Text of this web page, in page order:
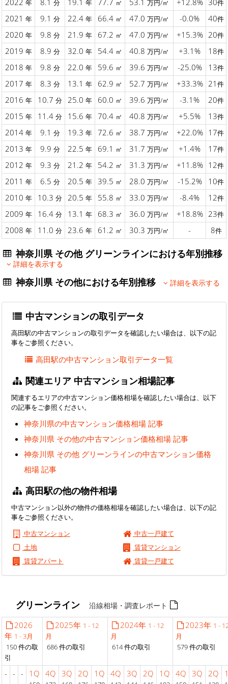
2022 年 8.1 分 19.1 年 77.7 ㎡ 53.1 万円/㎡ +12.8% 30件
2021 年 9.1 分 22.4 年 66.4 ㎡ 47.0 万円/㎡ -0.0% 40件
2020 年 9.8 分 21.9 年 67.2 ㎡ 47.0 万円/㎡ +15.3% 20件
2019 年 8.9 分 32.0 年 54.4 ㎡ 40.8 万円/㎡ +3.1% 18件
2018 年 9.8 分 22.0 年 59.6 ㎡ 39.6 万円/㎡ -25.0% 13件
2017 年 8.3 分 13.1 年 62.9 ㎡ 52.7 万円/㎡ +33.3% 21 件
2016 年 10.7 分 25.0 年 60.0 ㎡ 39.6 万円/㎡ -3.1% 20件
2015 年 11.4 分 15.6 年 70.4 ㎡ 40.8 万円/㎡ +5.5% 13件
2014 年 9.1 分 19.3 年 72.6 ㎡ 38.7 万円/㎡ +22.0% 17件
2013 年 9.9 分 22.5 年 69.1 ㎡ 31.7 万円/㎡ +1.4% 17件
2012 年 9.3 分 21.2 年 54.2 ㎡ 31.3 万円/㎡ +11.8% 12件
2011 年 6.5 分 20.5 年 39.5 ㎡ 28.0 万円/㎡ -15.2% 10件
2010 年 10.3 分 20.5 年 55.8 ㎡ 33.0 万円/㎡ -8.4% 12件
2009 年 16.4 分 13.1 年 68.3 ㎡ 36.0 万円/㎡ +18.8% 23件
2008 年 11.0 分 23.6 年 61.2 ㎡ 30.3 万円/㎡ - 8件
神奈川県 その他 グリーンラインにおける年別推移
詳細を表示する
神奈川県 その他における年別推移 詳細を表示する
中古マンションの取引データ
高田駅の中古マンションの取引データを確認したい場合は、以下の記
事をご参照ください。
高田駅の中古マンション取引データ一覧
関連エリア 中古マンション相場記事
関連するエリアの中古マンション価格相場を確認したい場合は、以下
の記事をご参照ください。
神奈川県の中古マンション価格相場 記事
神奈川県 その他の中古マンション価格相場 記事
神奈川県 その他 グリーンラインの中古マンション価格
相場 記事
高田駅の他の物件相場
中古マンション以外の物件の価格相場を確認したい場合は、以下の記
事をご参照ください。
中古マンション
中古一戸建て
土地
賃貸マンション
賃貸アパート
賃貸一戸建て
グリーンライン沿線相場・調査レポート
2026
年 1 - 3月
150 件の取
引
2025年 1 - 12
月
686 件の取引
2024年 1 - 12
月
614 件の取引
2023年 1 -
月
579 件の取引
- - - 1Q 4Q 3Q 2Q 1Q 4Q 3Q 2Q 1Q 4Q 3Q 2Q